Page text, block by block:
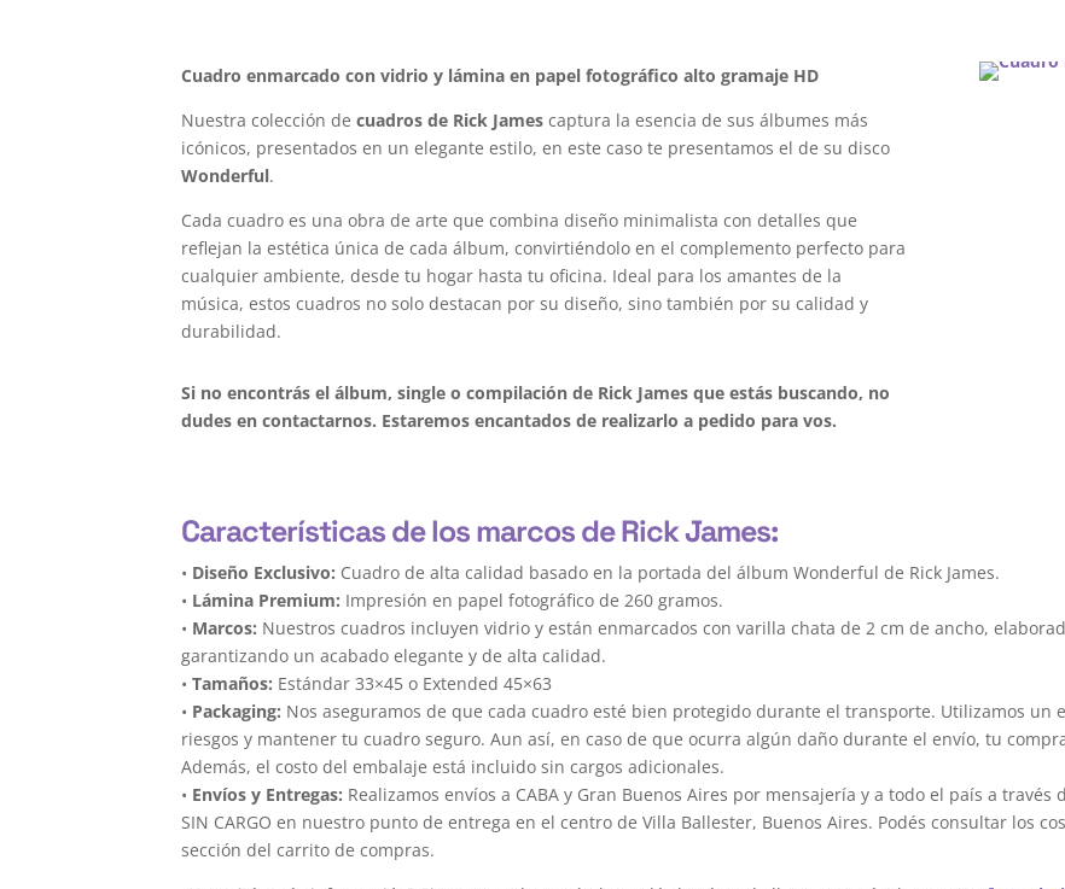
Cuadro enmarcado con vidrio y lámina en papel fotográfico alto gramaje HD
Nuestra colección decuadros de Rick James captura la esencia de sus álbumes más
icónicos, presentados en un elegante estilo, en este caso te presentamos el de su disco
Wonderful.
Cada cuadro es una obra de arte que combina diseño minimalista con detalles que
reflejan la estética única de cada álbum, convirtiéndolo en el complemento perfecto para
cualquier ambiente, desde tu hogar hasta tu oficina. Ideal para los amantes de la
música, estos cuadros no solo destacan por su diseño, sino también por su calidad y
durabilidad.
Si no encontrás el álbum, single o compilación de Rick James que estás buscando, no
dudes en contactarnos. Estaremos encantados de realizarlo a pedido para vos.
Características de los marcos de Rick James:
• Diseño Exclusivo: Cuadro de alta calidad basado en la portada del álbum Wonderful de Rick James.
• Lámina Premium: Impresión en papel fotográfico de 260 gramos.
• Marcos: Nuestros cuadros incluyen vidrio y están enmarcados con varilla chata de 2 cm de ancho,
garantizando un acabado elegante y de alta calidad.
•Tamaños: Estándar 33×45 o Extended 45×63
• Packaging: Nos aseguramos de que cada cuadro esté bien protegido durante el transporte. Utilizamos
riesgos y mantener tu cuadro seguro. Aun así, en caso de que ocurra algún daño durante el envío, tu
Además, el costo del embalaje está incluido sin cargos adicionales.
• Envíos y Entregas: Realizamos envíos a CABA y Gran Buenos Aires por mensajería y a todo el país a
SIN CARGO en nuestro punto de entrega en el centro de Villa Ballester, Buenos Aires. Podés consultar los
sección del carrito de compras.